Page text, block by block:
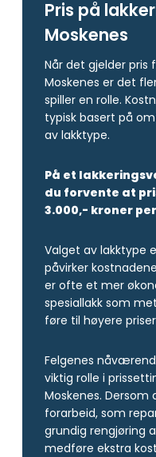
Pris på
Moskenes
Når det gjelder pris
Moskenes er det
spiller en rolle.
typisk basert på
av lakktype.
På et
du forvente at
3.000,- kroner
Valget av lakktype
påvirker
er ofte et mer
spesiallakk som
føre til høyere
Felgenes
viktig rolle i
Moskenes.
forarbeid, som
grundig rengjøring
medføre ekstra